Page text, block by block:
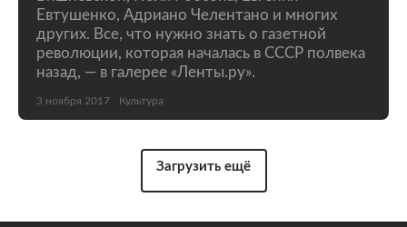
Евтушенко, Адриано Челентано и многих
других. Все, что нужно знать о газетной
революции, которая началась в СССР полвека
назад, — в галерее «Ленты.ру».
3 ноября 2017 Культура
Загрузить ещё